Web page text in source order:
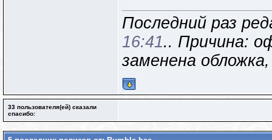
Последний раз
16:41.. Причина:
заменена
33 пользователя(ей) сказали
cпасибо: